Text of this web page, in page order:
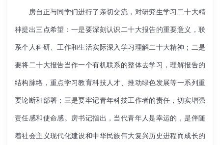
房自正与同学们进行了亲切交流，对研究生学习二十大精
神提出三点希望：一是要深刻认识二十大报告的重要意义，联
系个人科研、工作和生活实际深入学习理解二十大精神；二是
要将二十大报告当作一个有机联系的整体去学习，理解报告的
结构脉络，重点学习教育科技人才、推动绿色发展等一系列重
要论断和部署；三是要牢记青年科技工作者的责任，切实增强
责任感和使命感。房书记指出，当代青年人是幸运的，是伴随
着社会主义现代化建设和中华民族伟大复兴历史进程而成长的